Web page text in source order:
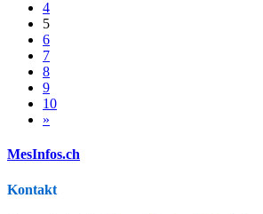
4
5
6
7
8
9
10
»
MesInfos.ch
Kontakt